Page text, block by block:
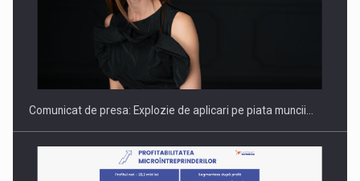
Hard Enduro Piatra Craiului 2026, fueled by benzinariile RO…
Comunicat de presa: Explozie de aplicari pe piata muncii…